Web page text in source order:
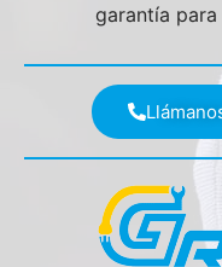
garantía